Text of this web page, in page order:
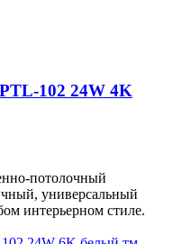
102 24W 4K
потолочный
универсальный
интерьерном стиле.